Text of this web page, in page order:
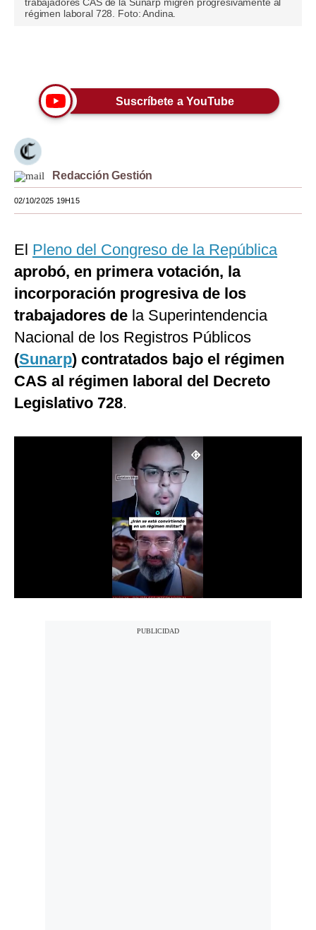
Lujo
Viajes
Moda
Estilos
Mundo
México
Internacional
Tecnología
Club del Suscriptor
Mix
régimen laboral 728. Foto: Andina.
Suscríbete a YouTube
Redacción Gestión
02/10/2025 19H15
El Pleno del Congreso de la República
aprobó, en primera votación, la
incorporación progresiva de los
trabajadores de la Superintendencia
Nacional de los Registros Públicos
(Sunarp) contratados bajo el régimen
CAS al régimen laboral del Decreto
Legislativo 728.